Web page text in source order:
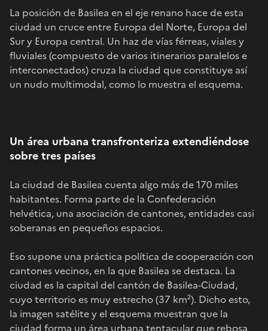
La posición de Basilea en el eje renano hace de esta
ciudad un cruce entre Europa del Norte, Europa del
Sur y Europa central. Un haz de vías férreas, viales y
fluviales (compuesto de varios itinerarios paralelos e
interconectados) cruza la ciudad que constituye así
un nudo multimodal, como lo muestra el esquema.
Un área urbana transfronteriza extendiéndose
sobre tres países
La ciudad de Basilea cuenta algo más de 170 miles
habitantes. Forma parte de la Confederación
helvética, una asociación de cantones, entidades casi
soberanas en pequeños espacios.
Eso supone una práctica política de cooperación con
cantones vecinos, en la que Basilea se destaca. La
ciudad es la capital del cantón de Basilea-Ciudad,
cuyo territorio es muy estrecho (37 km²). Dicho esto,
la imagen satélite y el esquema muestran que la
ciudad forma un área urbana tentacular que rebosa